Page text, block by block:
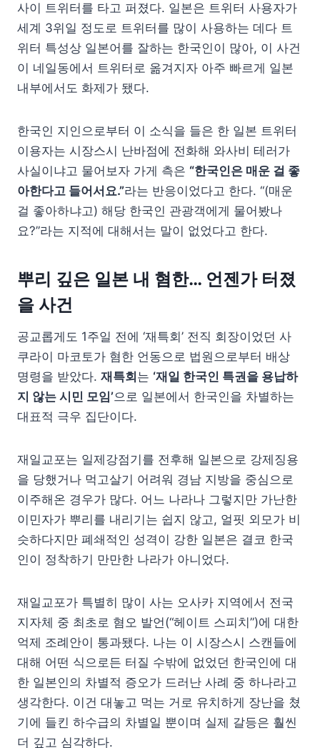
사이 트위터를 타고 퍼졌다. 일본은 트위터 사용자가
세계 3위일 정도로 트위터를 많이 사용하는 데다 트
위터 특성상 일본어를 잘하는 한국인이 많아, 이 사건
이 네일동에서 트위터로 옮겨지자 아주 빠르게 일본
내부에서도 화제가 됐다.
한국인 지인으로부터 이 소식을 들은 한 일본 트위터
이용자는 시장스시 난바점에 전화해 와사비 테러가
사실이냐고 물어보자 가게 측은 “한국인은 매운 걸 좋
아한다고 들어서요.”라는 반응이었다고 한다. “(매운
걸 좋아하냐고) 해당 한국인 관광객에게 물어봤나
요?”라는 지적에 대해서는 말이 없었다고 한다.
뿌리 깊은 일본 내 혐한… 언젠가 터졌
을 사건
공교롭게도 1주일 전에 ‘재특회’ 전직 회장이었던 사
쿠라이 마코토가 혐한 언동으로 법원으로부터 배상
명령을 받았다. 재특회 는 ‘재일 한국인 특권을 용납하
지 않는 시민 모임’으로 일본에서 한국인을 차별하는
대표적 극우 집단이다.
재일교포는 일제강점기를 전후해 일본으로 강제징용
을 당했거나 먹고살기 어려워 경남 지방을 중심으로
이주해온 경우가 많다. 어느 나라나 그렇지만 가난한
이민자가 뿌리를 내리기는 쉽지 않고, 얼핏 외모가 비
슷하다지만 폐쇄적인 성격이 강한 일본은 결코 한국
인이 정착하기 만만한 나라가 아니었다.
재일교포가 특별히 많이 사는 오사카 지역에서 전국
지자체 중 최초로 혐오 발언(“헤이트 스피치”)에 대한
억제 조례안이 통과됐다. 나는 이 시장스시 스캔들에
대해 어떤 식으로든 터질 수밖에 없었던 한국인에 대
한 일본인의 차별적 증오가 드러난 사례 중 하나라고
생각한다. 이건 대놓고 먹는 거로 유치하게 장난을 쳤
기에 들킨 하수급의 차별일 뿐이며 실제 갈등은 훨씬
더 깊고 심각하다.